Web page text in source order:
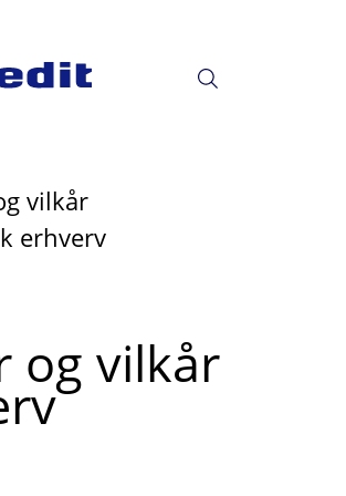
vilkår
erhverv
og vilkår